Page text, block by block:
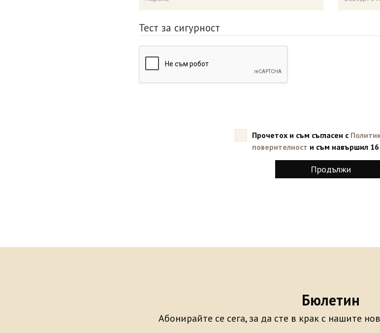
Тест за сигурност
Прочетох и съм съгласен с
поверителност и съм навършил 16
Бюлетин
Абонирайте се сега, за да сте в крак с нашите